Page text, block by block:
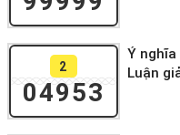
2
04953
Ý nghĩa
Luận